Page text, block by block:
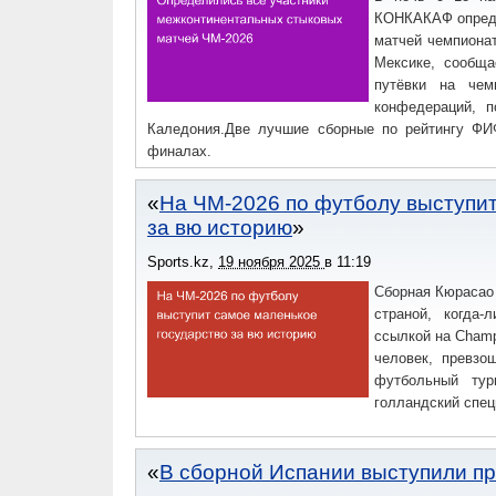
КОНКАКАФ
матчей
Мексике,
путёвки на
конфедераций,
Каледония.Две лучшие сборные по рейтингу
финалах.
На ЧМ-2026 по футболу
за вю историю
Sports.kz, 19 ноября 2025 в 11:19
Сборная
страной,
ссылкой на
человек,
футбольный
голландский
В сборной Испании выступили